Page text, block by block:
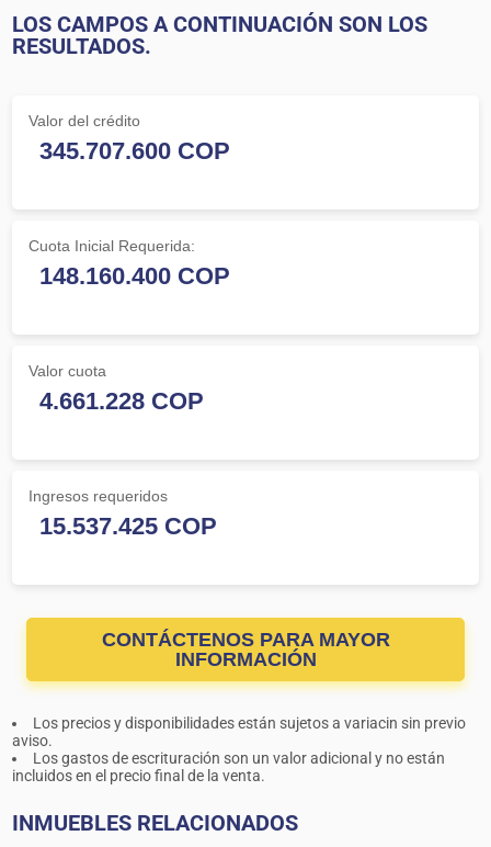
LOS CAMPOS A CONTINUACIÓN SON LOS
RESULTADOS.
Valor del crédito
Cuota Inicial Requerida:
Valor cuota
Ingresos requeridos
CONTÁCTENOS PARA MAYOR
INFORMACIÓN
Los precios y disponibilidades están sujetos a variacin sin previo
aviso.
Los gastos de escrituración son un valor adicional y no están
incluidos en el precio final de la venta.
INMUEBLES RELACIONADOS